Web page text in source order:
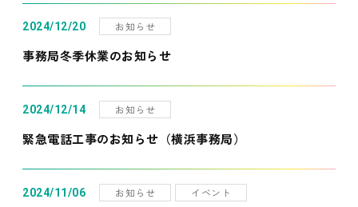
2024/12/20 お知らせ
事務局冬季休業のお知らせ
2024/12/14 お知らせ
緊急電話工事のお知らせ（横浜事務局）
2024/11/06 お知らせ イベント